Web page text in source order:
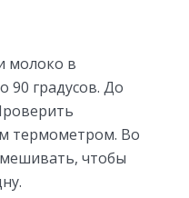
молоко в
90 градусов. До
термометром. Во
чтобы